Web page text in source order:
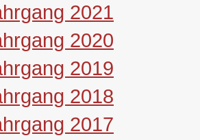
2021
2020
2019
2018
2017